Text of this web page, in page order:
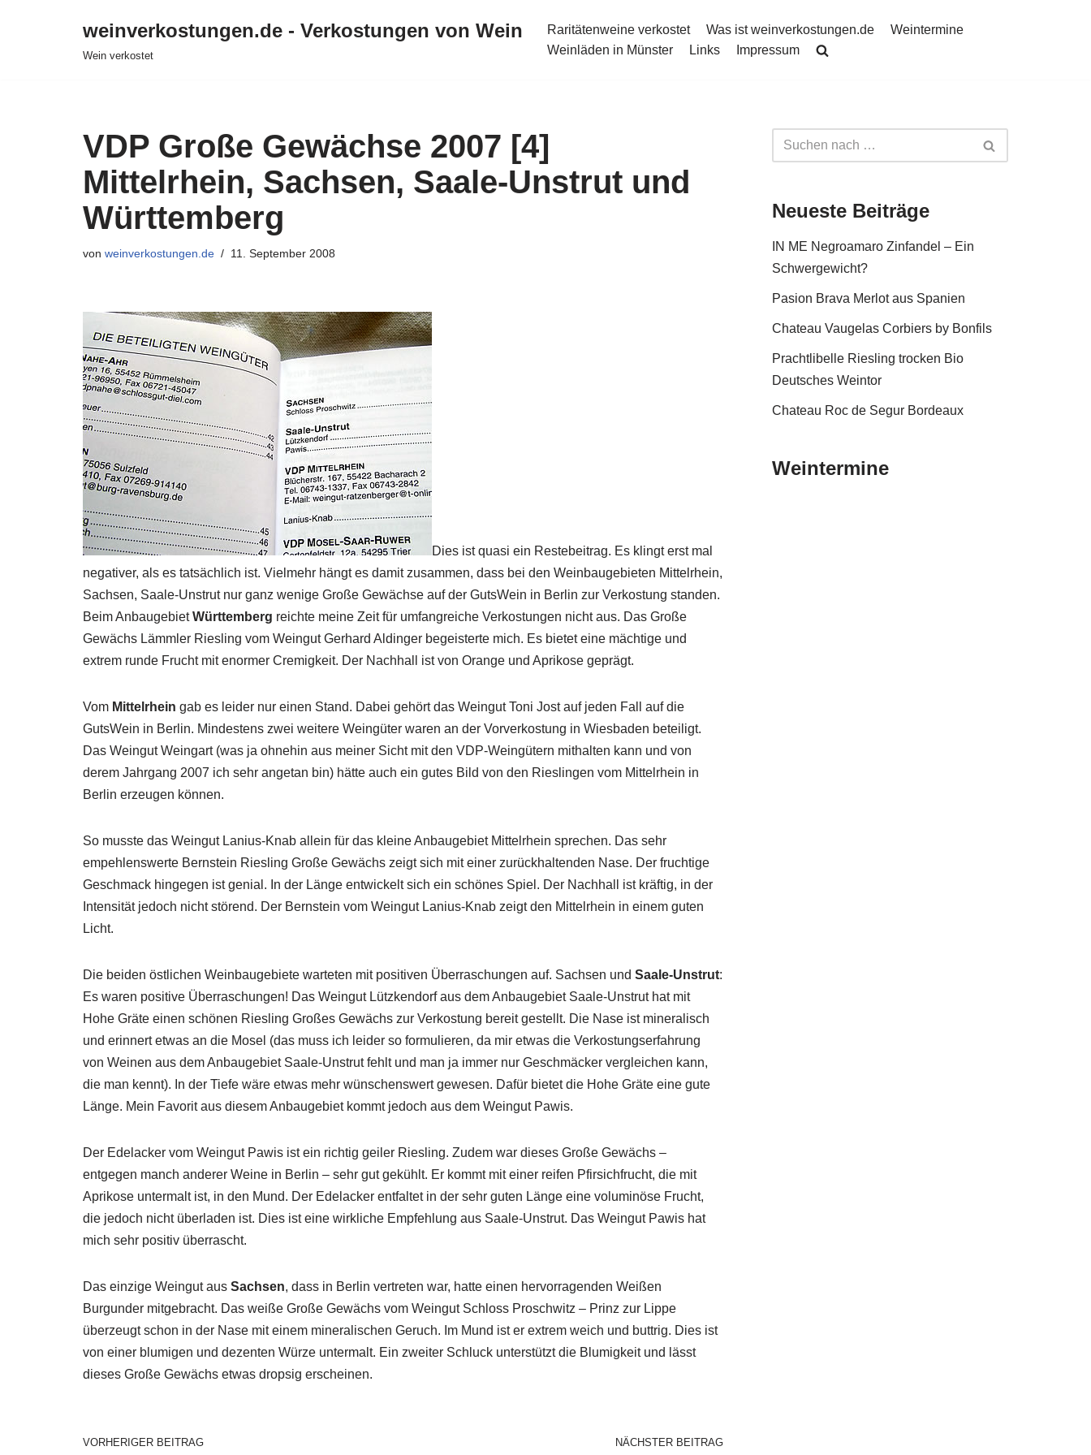
weinverkostungen.de - Verkostungen von Wein
Wein verkostet
Raritätenweine verkostet Was ist weinverkostungen.de
Weintermine
Weinläden in Münster
Links Impressum
VDP Große Gewächse 2007 [4]
Mittelrhein, Sachsen, Saale-Unstrut und
Württemberg
von weinverkostungen.de 11. September 2008
Dies ist quasi ein Restebeitrag. Es klingt erst mal
negativer, als es tatsächlich ist. Vielmehr hängt es damit zusammen, dass bei den Weinbaugebieten Mittelrhein,
Sachsen, Saale-Unstrut nur ganz wenige Große Gewächse auf der GutsWein in Berlin zur Verkostung standen.
Beim AnbaugebietWürttemberg reichte meine Zeit für umfangreiche Verkostungen nicht aus. Das Große
Gewächs Lämmler Riesling vom Weingut Gerhard Aldinger begeisterte mich. Es bietet eine mächtige und
extrem runde Frucht mit enormer Cremigkeit. Der Nachhall ist von Orange und Aprikose geprägt.
Vom Mittelrhein gab es leider nur einen Stand. Dabei gehört das Weingut Toni Jost auf jeden Fall auf die
GutsWein in Berlin. Mindestens zwei weitere Weingüter waren an der Vorverkostung in Wiesbaden beteiligt.
Das Weingut Weingart (was ja ohnehin aus meiner Sicht mit den VDP-Weingütern mithalten kann und von
derem Jahrgang 2007 ich sehr angetan bin) hätte auch ein gutes Bild von den Rieslingen vom Mittelrhein in
Berlin erzeugen können.
So musste das Weingut Lanius-Knab allein für das kleine Anbaugebiet Mittelrhein sprechen. Das sehr
empehlenswerte Bernstein Riesling Große Gewächs zeigt sich mit einer zurückhaltenden Nase. Der fruchtige
Geschmack hingegen ist genial. In der Länge entwickelt sich ein schönes Spiel. Der Nachhall ist kräftig, in der
Intensität jedoch nicht störend. Der Bernstein vom Weingut Lanius-Knab zeigt den Mittelrhein in einem guten
Licht.
Die beiden östlichen Weinbaugebiete warteten mit positiven Überraschungen auf. Sachsen und Saale-Unstrut:
Es waren positive Überraschungen! Das Weingut Lützkendorf aus dem Anbaugebiet Saale-Unstrut hat mit
Hohe Gräte einen schönen Riesling Großes Gewächs zur Verkostung bereit gestellt. Die Nase ist mineralisch
und erinnert etwas an die Mosel (das muss ich leider so formulieren, da mir etwas die Verkostungserfahrung
von Weinen aus dem Anbaugebiet Saale-Unstrut fehlt und man ja immer nur Geschmäcker vergleichen kann,
die man kennt). In der Tiefe wäre etwas mehr wünschenswert gewesen. Dafür bietet die Hohe Gräte eine gute
Länge. Mein Favorit aus diesem Anbaugebiet kommt jedoch aus dem Weingut Pawis.
Der Edelacker vom Weingut Pawis ist ein richtig geiler Riesling. Zudem war dieses Große Gewächs –
entgegen manch anderer Weine in Berlin – sehr gut gekühlt. Er kommt mit einer reifen Pfirsichfrucht, die mit
Aprikose untermalt ist, in den Mund. Der Edelacker entfaltet in der sehr guten Länge eine voluminöse Frucht,
die jedoch nicht überladen ist. Dies ist eine wirkliche Empfehlung aus Saale-Unstrut. Das Weingut Pawis hat
mich sehr positiv überrascht.
Das einzige Weingut aus Sachsen, dass in Berlin vertreten war, hatte einen hervorragenden Weißen
Burgunder mitgebracht. Das weiße Große Gewächs vom Weingut Schloss Proschwitz – Prinz zur Lippe
überzeugt schon in der Nase mit einem mineralischen Geruch. Im Mund ist er extrem weich und buttrig. Dies ist
von einer blumigen und dezenten Würze untermalt. Ein zweiter Schluck unterstützt die Blumigkeit und lässt
dieses Große Gewächs etwas dropsig erscheinen.
VORHERIGER BEITRAG NÄCHSTER BEITRAG
Neueste Beiträge
IN ME Negroamaro Zinfandel – Ein
Schwergewicht?
Pasion Brava Merlot aus Spanien
Chateau Vaugelas Corbiers by Bonfils
Prachtlibelle Riesling trocken Bio
Deutsches Weintor
Chateau Roc de Segur Bordeaux
Weintermine